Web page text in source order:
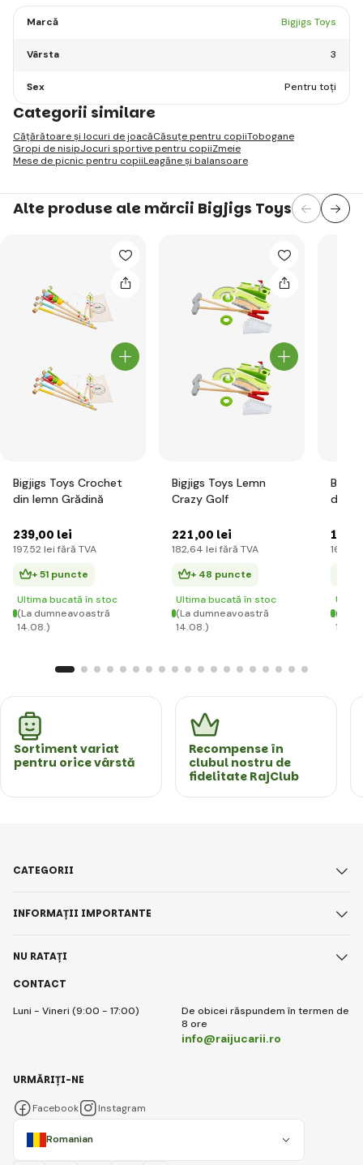
Marcă Bigjigs Toys
Vârsta 3
Sex Pentru toți
Categorii similare
Cățărătoare și locuri de joacăCăsuțe pentru copiiTobogane
Gropi de nisipJocuri sportive pentru copiiZmeie
Mese de picnic pentru copiiLeagăne și balansoare
Alte produse ale mărcii Bigjigs Toys
Bigjigs Toys Crochet
din lemn Grădină
239,00 lei
197,52 lei fără TVA
+ 51 puncte
Ultima bucată în stoc
(La dumneavoastră
14.08.)
Bigjigs Toys Lemn
Crazy Golf
221,00 lei
182,64 lei fără TVA
+ 48 puncte
Ultima bucată în stoc
(La dumneavoastră
14.08.)
din
197
162
(La
Sortiment variat
pentru orice vârstă
Recompense în
clubul nostru de
fidelitate RajClub
CONTACT
Luni - Vineri (9:00 - 17:00)
De obicei răspundem în termen de
8 ore
info@raijucarii.ro
CATEGORII
INFORMAȚII IMPORTANTE
NU RATAȚI
Romanian
URMĂRIȚI-NE
Facebook Instagram